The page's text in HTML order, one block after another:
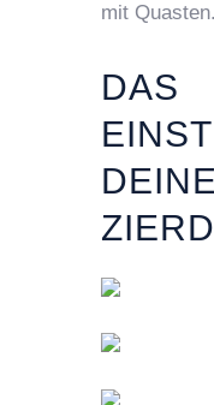
mit Quasten.
DAS